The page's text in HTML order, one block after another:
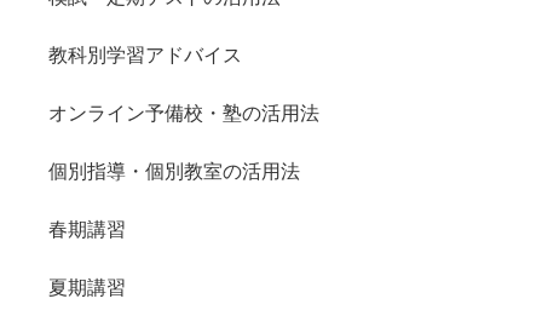
教科別学習アドバイス
オンライン予備校・塾の活用法
個別指導・個別教室の活用法
春期講習
夏期講習